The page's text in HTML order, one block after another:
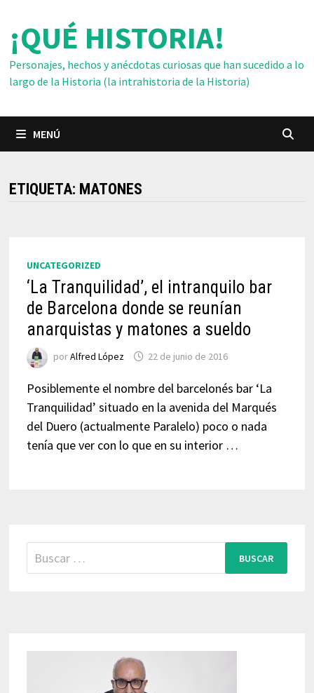
contenido
¡QUÉ HISTORIA!
Personajes, hechos y anécdotas curiosas que han sucedido a lo
largo de la Historia (la intrahistoria de la Historia)
MENÚ
ETIQUETA: MATONES
UNCATEGORIZED
‘La Tranquilidad’, el intranquilo bar
de Barcelona donde se reunían
anarquistas y matones a sueldo
porAlfred López 22 de junio de 2016
Posiblemente el nombre del barcelonés bar ‘La
Tranquilidad’ situado en la avenida del Marqués
del Duero (actualmente Paralelo) poco o nada
tenía que ver con lo que en su interior …
Buscar: